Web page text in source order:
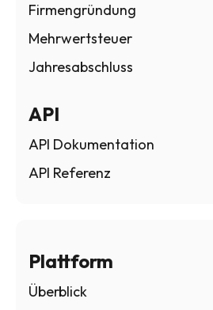
Firmengründung
Mehrwertsteuer
Jahresabschluss
API
API Dokumentation
API Referenz
Plattform
Überblick